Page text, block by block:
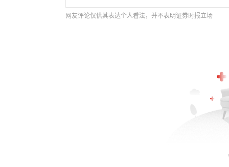
网友评论仅供其表达个人看法，并不表明证券时报立场